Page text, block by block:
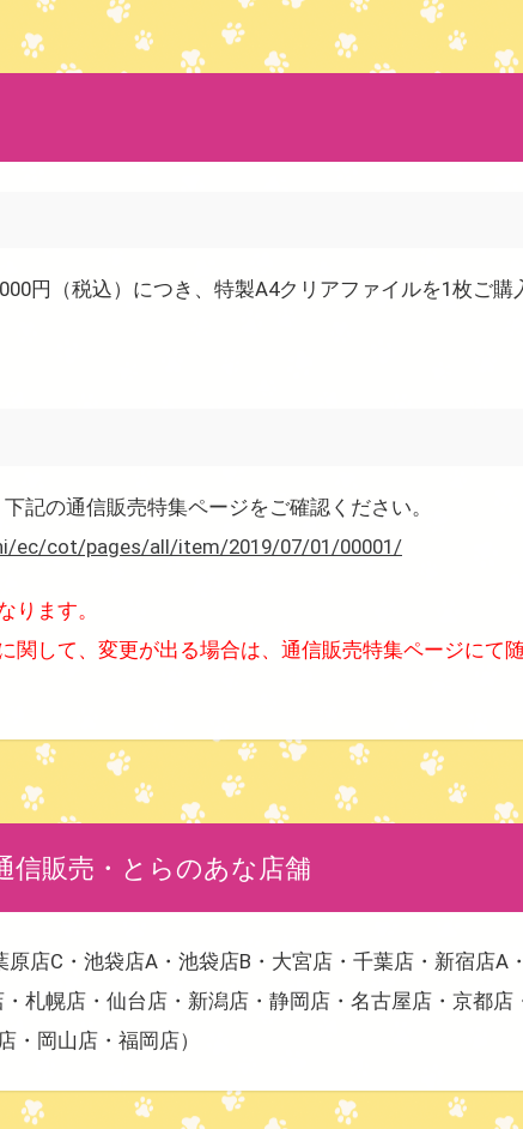
円（税込）につき、特製A4クリアファイルを1枚ご購
記の通信販売特集ページをご確認ください。
ec/cot/pages/all/item/2019/07/01/00001/
ります。
関して、変更が出る場合は、通信販売特集ページにて
信販売・とらのあな店舗
原店C・池袋店A・池袋店B・大宮店・千葉店・新宿店A
札幌店・仙台店・新潟店・静岡店・名古屋店・京都店
・岡山店・福岡店）